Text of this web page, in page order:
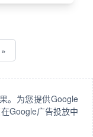
。为您提供Google
Google广告投放中